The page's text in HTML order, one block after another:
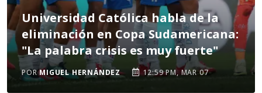
Universidad Católica habla de la
eliminación en Copa Sudamericana:
"La palabra crisis es muy fuerte"
PORMIGUEL HERNÁNDEZ 12:59 PM, MAR 07